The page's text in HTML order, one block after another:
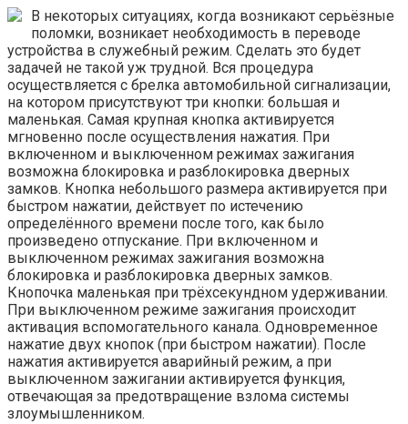
В некоторых ситуациях, когда возникают серьёзные
поломки, возникает необходимость в переводе
устройства в служебный режим. Сделать это будет
задачей не такой уж трудной. Вся процедура
осуществляется с брелка автомобильной сигнализации,
на котором присутствуют три кнопки: большая и
маленькая. Самая крупная кнопка активируется
мгновенно после осуществления нажатия. При
включенном и выключенном режимах зажигания
возможна блокировка и разблокировка дверных
замков. Кнопка небольшого размера активируется при
быстром нажатии, действует по истечению
определённого времени после того, как было
произведено отпускание. При включенном и
выключенном режимах зажигания возможна
блокировка и разблокировка дверных замков.
Кнопочка маленькая при трёхсекундном удерживании.
При выключенном режиме зажигания происходит
активация вспомогательного канала. Одновременное
нажатие двух кнопок (при быстром нажатии). После
нажатия активируется аварийный режим, а при
выключенном зажигании активируется функция,
отвечающая за предотвращение взлома системы
злоумышленником.